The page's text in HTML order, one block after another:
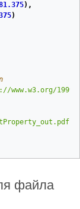
),
)
www.w3.org/
файла